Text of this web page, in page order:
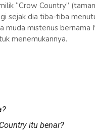
“Crow Country”
sejak dia tiba-tiba
muda misterius bernama
menemukannya.
itu benar?